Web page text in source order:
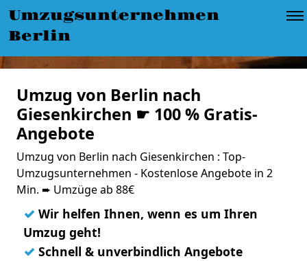
Umzugsunternehmen
Berlin
Umzug von Berlin nach
Giesenkirchen ☛ 100 % Gratis-
Angebote
Umzug von Berlin nach Giesenkirchen : Top-
Umzugsunternehmen - Kostenlose Angebote in 2
Min. ➨ Umzüge ab 88€
✓ Wir helfen Ihnen, wenn es um Ihren
Umzug geht!
✓ Schnell & unverbindlich Angebote